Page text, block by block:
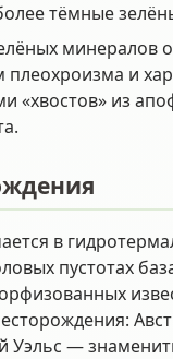
тёмные
минералов
плеохроизма и
«хвостов» из
в
пустотах
—